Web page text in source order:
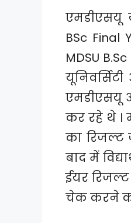
एमडीएसयू
BSc Final
MDSU B.
एमडीएसयू
कर रहे थे ।
का रिजल्ट
बाद में
ईयर
चेक करने का